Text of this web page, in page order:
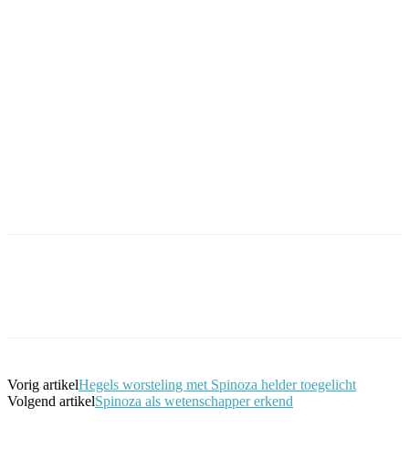
Vorig artikelHegels worsteling met Spinoza helder toegelicht
Volgend artikelSpinoza als wetenschapper erkend